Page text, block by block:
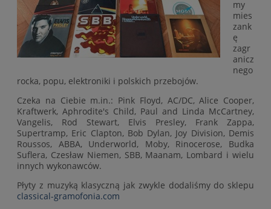
my
mies
zank
ę
zagr
anicz
nego
rocka, popu, elektroniki i polskich przebojów.
Czeka na Ciebie m.in.: Pink Floyd, AC/DC, Alice Cooper,
Kraftwerk, Aphrodite's Child, Paul and Linda McCartney,
Vangelis, Rod Stewart, Elvis Presley, Frank Zappa,
Supertramp, Eric Clapton, Bob Dylan, Joy Division, Demis
Roussos, ABBA, Underworld, Moby, Rinocerose, Budka
Suflera, Czesław Niemen, SBB, Maanam, Lombard i wielu
innych wykonawców.
Płyty z muzyką klasyczną jak zwykle dodaliśmy do sklepu
classical-gramofonia.com